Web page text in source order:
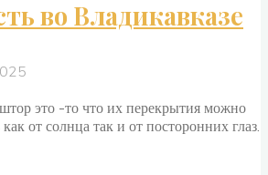
во Владикавказе
это -то что их перекрытия можно
от солнца так и от посторонних глаз.